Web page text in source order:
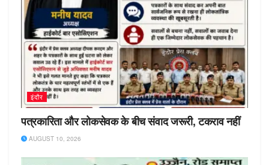
इंदौर
पत्रकारिता और लोकसेवक के बीच संवाद जरूरी, टकराव नहीं
AUGUST 10, 2026